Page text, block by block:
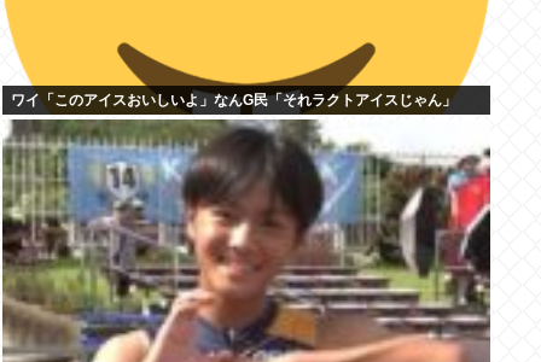
ワイ「このアイスおいしいよ」なんG民「それラクトアイスじゃん」